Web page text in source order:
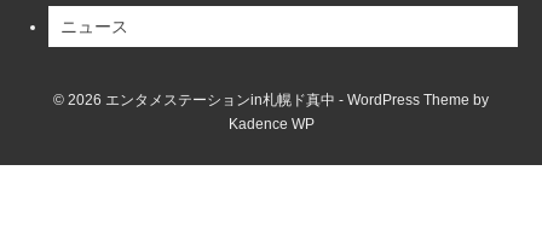
ニュース
© 2026 エンタメステーションin札幌ド真中 - WordPress Theme by
Kadence WP